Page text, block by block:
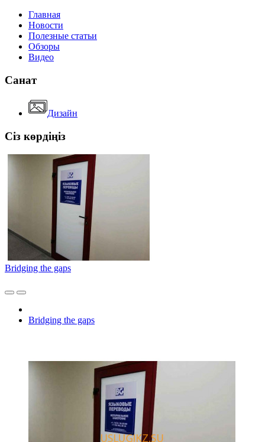
Главная
Новости
Полезные статьи
Обзоры
Видео
Санат
Дизайн
Сіз көрдіңіз
Bridging the gaps
Bridging the gaps